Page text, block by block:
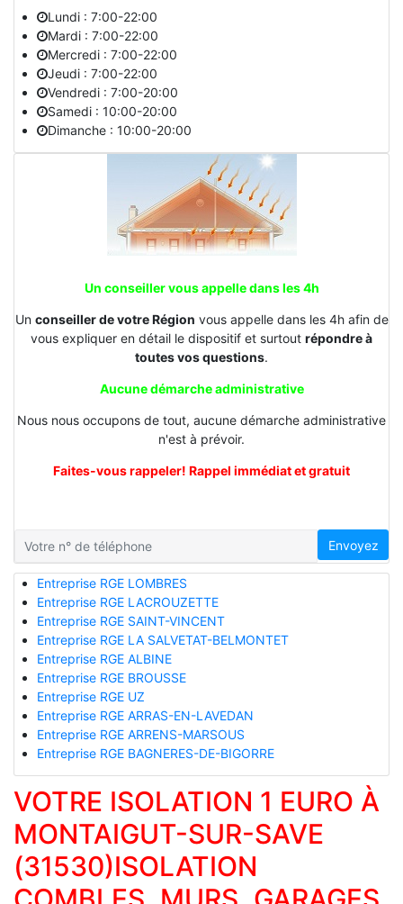
Lundi : 7:00-22:00
Mardi : 7:00-22:00
Mercredi : 7:00-22:00
Jeudi : 7:00-22:00
Vendredi : 7:00-20:00
Samedi : 10:00-20:00
Dimanche : 10:00-20:00
Un conseiller vous appelle dans les 4h
Un conseiller de votre Région vous appelle dans les 4h afin de
vous expliquer en détail le dispositif et surtout répondre à
toutes vos questions.
Aucune démarche administrative
Nous nous occupons de tout, aucune démarche administrative
n'est à prévoir.
Faites-vous rappeler! Rappel immédiat et gratuit
Envoyez
Entreprise RGE LOMBRES
Entreprise RGE LACROUZETTE
Entreprise RGE SAINT-VINCENT
Entreprise RGE LA SALVETAT-BELMONTET
Entreprise RGE ALBINE
Entreprise RGE BROUSSE
Entreprise RGE UZ
Entreprise RGE ARRAS-EN-LAVEDAN
Entreprise RGE ARRENS-MARSOUS
Entreprise RGE BAGNERES-DE-BIGORRE
VOTRE ISOLATION 1 EURO À
MONTAIGUT-SUR-SAVE
(31530)ISOLATION